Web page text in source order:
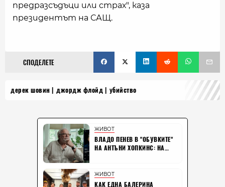
предразсъдъци или страх", каза
президентът на САЩ.
СПОДЕЛЕТЕ
дерек шовин джордж флойд убийство